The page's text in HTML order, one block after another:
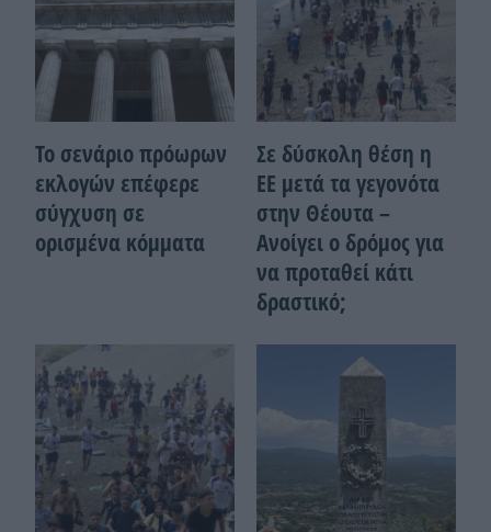
Το σενάριο πρόωρων
εκλογών επέφερε
σύγχυση σε
ορισμένα κόμματα
Σε δύσκολη θέση η
ΕΕ μετά τα γεγονότα
στην Θέουτα –
Ανοίγει ο δρόμος για
να προταθεί κάτι
δραστικό;